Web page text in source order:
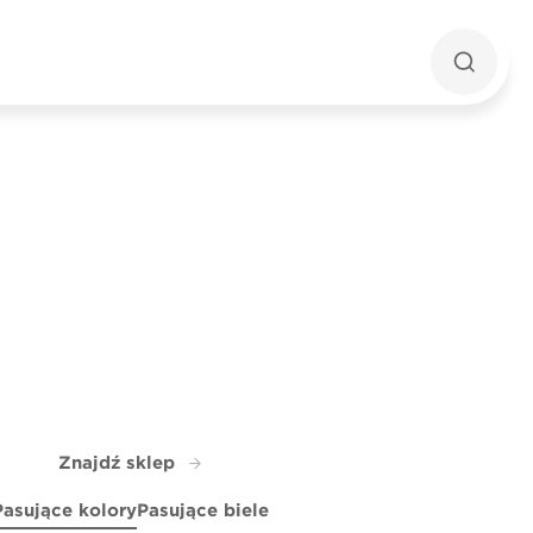
Znajdź sklep
koloryPasujące biele